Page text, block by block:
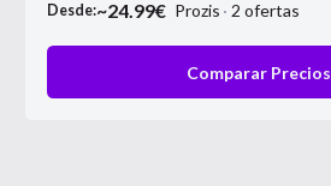
Desde:~24.99€ Prozis 2 ofertas
Comparar Precios